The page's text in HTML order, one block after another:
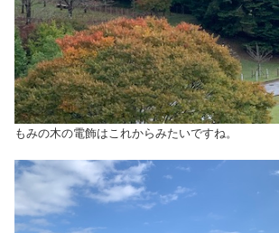
もみの木の電飾はこれからみたいですね。